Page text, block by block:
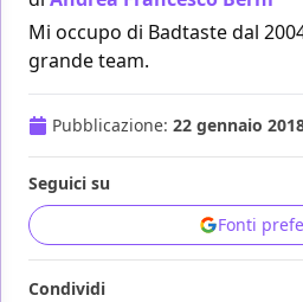
Mi occupo di Badtaste dal
grande team.
Pubblicazione: 22 gennaio
Seguici su
Fonti
Condividi